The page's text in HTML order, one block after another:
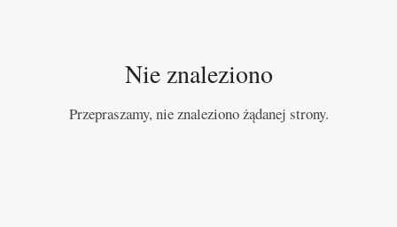
Nie znaleziono
Przepraszamy, nie znaleziono żądanej strony.